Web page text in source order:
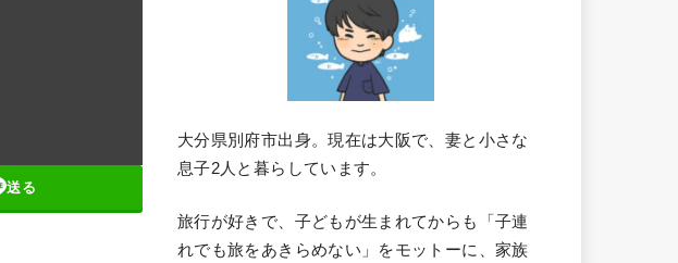
送る
大分県別府市出身。現在は大阪で、妻と小さな
息子2人と暮らしています。
旅行が好きで、子どもが生まれてからも「子連
れでも旅をあきらめない」をモットーに、家族